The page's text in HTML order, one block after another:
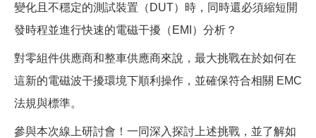
變化且不穩定的測試裝置（DUT）時，同時還必須縮短開
發時程並進行快速的電磁干擾（EMI）分析？
對零組件供應商和整車供應商來說，最大挑戰在於如何在
這新的電磁波干擾環境下順利操作，並確保符合相關 EMC
法規與標準。
參與本次線上研討會！一同深入探討上述挑戰，並了解如